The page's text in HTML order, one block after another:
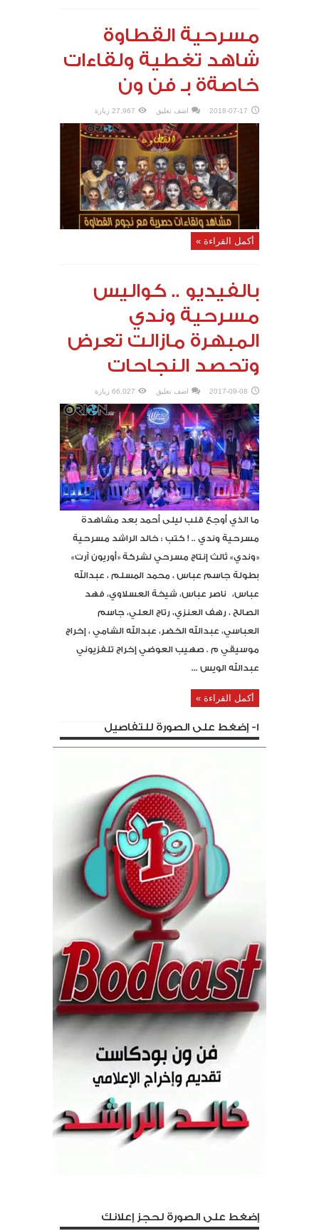
مسرحية القطاوة
شاهد تغطية ولقاءات
خاصةة بـ فن ون
2018-07-17 اضف تعليق 27,967 زيارة
أكمل القراءة »
بالفيديو .. كواليس
مسرحية وندي
المبهرة مازالت تعرض
وتحصد النجاحات
2017-09-08 اضف تعليق 66,027 زيارة
ما الذي أوجع قلب ليلى أحمد بعد مشاهدة
مسرحية وندي .. ! كتب : خالد الراشد مسرحية
«وندي» ثالث إنتاج مسرحي لشركة «أوريون آرت»
بطولة جاسم عباس ، محمد المسلم ، عبدالله
عباس، ناصر عباس، شيخة العسلاوي، فهد
الصالح ، رهف العنزي، رتاج العلي، جاسم
العباسي، عبدالله الخضر، عبدالله الشامي ، إخراج
موسيقي م . صهيب العوضي إخراج تلفزيوني
عبدالله الويس ...
أكمل القراءة »
1- إضغط على الصورة للتفاصيل
إضغط على الصورة لحجز إعلانك